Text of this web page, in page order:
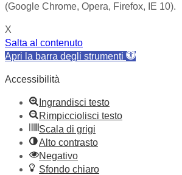
(Google Chrome, Opera, Firefox, IE 10).
X
Salta al contenuto
Apri la barra degli strumenti
Accessibilità
Ingrandisci testo
Rimpicciolisci testo
Scala di grigi
Alto contrasto
Negativo
Sfondo chiaro